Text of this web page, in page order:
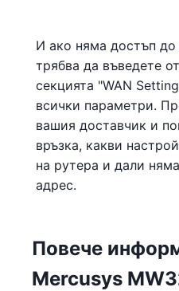
И ако няма достъп до
трябва да въведете
секцията "WAN
всички параметри.
вашия доставчик и
връзка, какви
на рутера и дали
адрес.
Повече
Mercusys